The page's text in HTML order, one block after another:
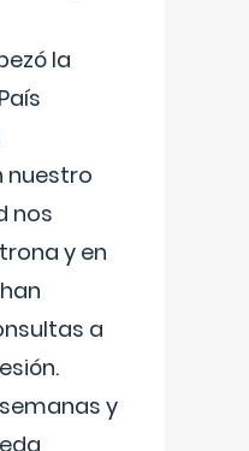
la
nuestro
nos
y en
a
y